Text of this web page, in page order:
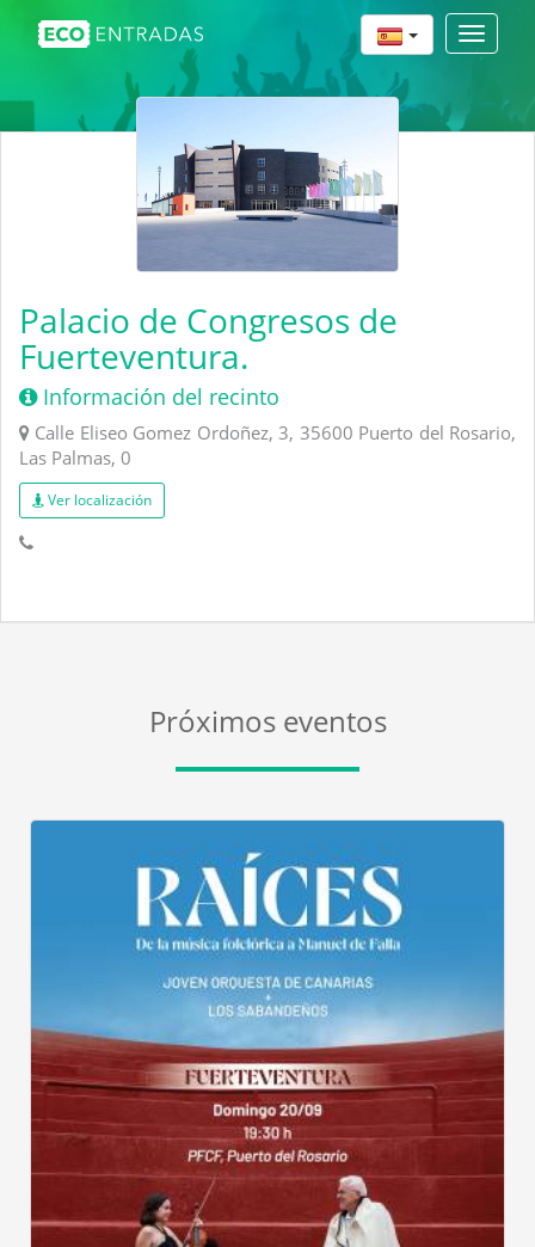
Toggle
Palacio de Congresos de
Fuerteventura.
Información del recinto
Calle Eliseo Gomez Ordoñez, 3, 35600 Puerto del Rosario,
Las Palmas, 0
Ver localización
Próximos eventos